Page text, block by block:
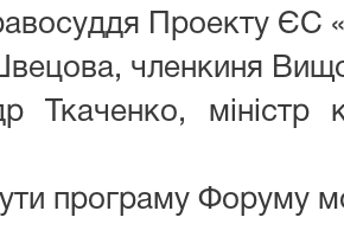
Проекту ЄС
членкиня
Ткаченко, міністр
програму Форуму